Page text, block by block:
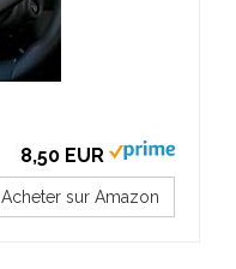
8,50 EUR
Acheter sur Amazon